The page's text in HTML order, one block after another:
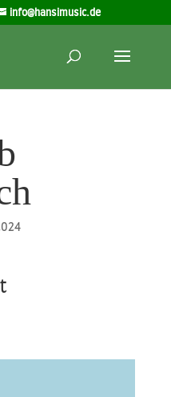
info@hansimusic.de